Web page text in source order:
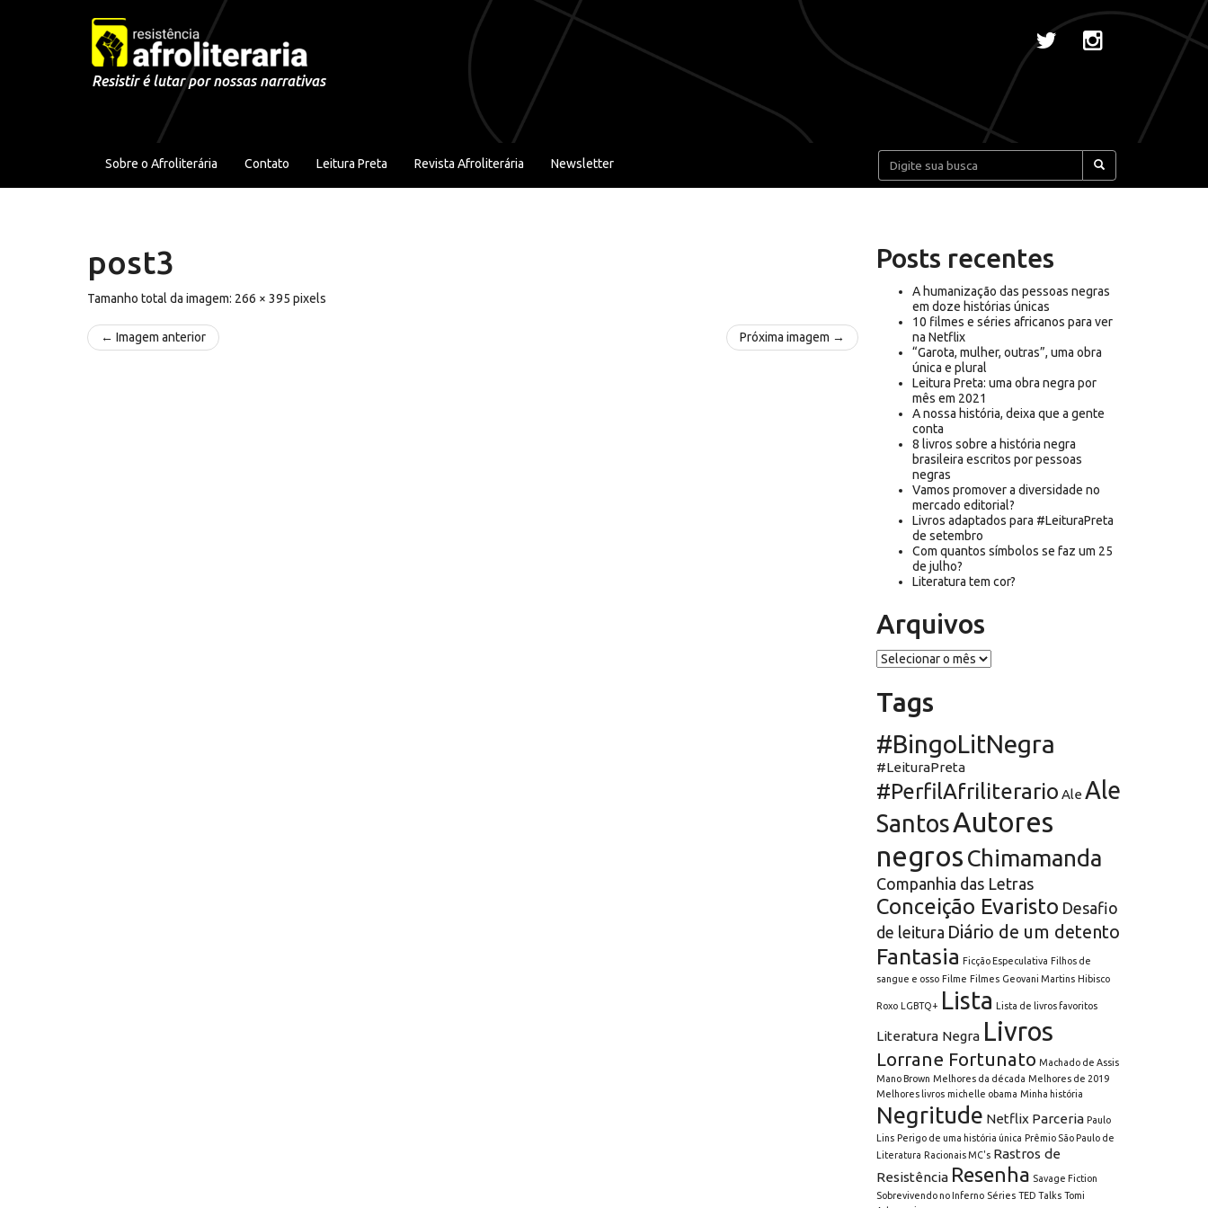
Pular para o conteúdo
Resistir é lutar por nossas narrativas
Sobre o Afroliterária Contato Leitura Preta Revista Afroliterária Newsletter Pesquisar:
post3
Tamanho total da imagem: 266 × 395 pixels
← Imagem anterior Próxima imagem →
Posts recentes
A humanização das pessoas negras
em doze histórias únicas
10 filmes e séries africanos para ver
na Netflix
“Garota, mulher, outras”, uma obra
única e plural
Leitura Preta: uma obra negra por
mês em 2021
A nossa história, deixa que a gente
conta
8 livros sobre a história negra
brasileira escritos por pessoas
negras
Vamos promover a diversidade no
mercado editorial?
Livros adaptados para #LeituraPreta
de setembro
Com quantos símbolos se faz um 25
de julho?
Literatura tem cor?
Arquivos
Arquivos
Tags
#BingoLitNegra
#LeituraPreta
#PerfilAfriliterario Ale Ale
SantosAutores
negros Chimamanda
Companhia das Letras
Conceição Evaristo Desafio
de leitura Diário de um detento
Fantasia Ficção Especulativa Filhos de
sangue e osso Filme Filmes Geovani Martins Hibisco
Roxo LGBTQ+ Lista Lista de livros favoritos
Literatura Negra Livros
Lorrane Fortunato Machado de Assis
Mano Brown Melhores da década Melhores de 2019
Melhores livros michelle obama Minha história
Negritude Netflix Parceria Paulo
Lins Perigo de uma história única Prêmio São Paulo de
Literatura Racionais MC's Rastros de
Resistência Resenha Savage Fiction
Sobrevivendo no Inferno Séries TED Talks Tomi